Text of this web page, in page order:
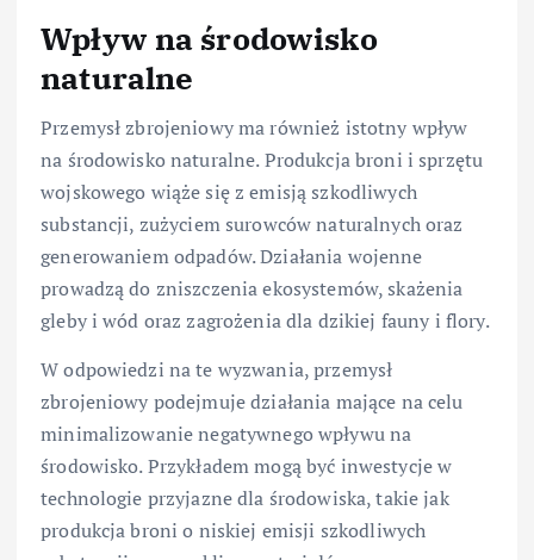
Wpływ na środowisko
naturalne
Przemysł zbrojeniowy ma również istotny wpływ
na środowisko naturalne. Produkcja broni i sprzętu
wojskowego wiąże się z emisją szkodliwych
substancji, zużyciem surowców naturalnych oraz
generowaniem odpadów. Działania wojenne
prowadzą do zniszczenia ekosystemów, skażenia
gleby i wód oraz zagrożenia dla dzikiej fauny i flory.
W odpowiedzi na te wyzwania, przemysł
zbrojeniowy podejmuje działania mające na celu
minimalizowanie negatywnego wpływu na
środowisko. Przykładem mogą być inwestycje w
technologie przyjazne dla środowiska, takie jak
produkcja broni o niskiej emisji szkodliwych